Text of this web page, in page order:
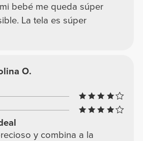
bebé me queda súper
La tela es súper
O.
y combina a la